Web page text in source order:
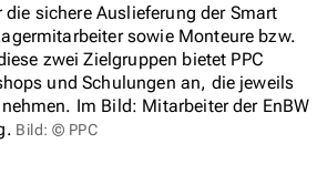
sichere Auslieferung der Smart
sowie Monteure bzw.
zwei Zielgruppen bietet PPC
und Schulungen an, die jeweils
Im Bild: Mitarbeiter der EnBW
Bild: © PPC